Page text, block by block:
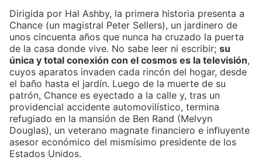
Dirigida por Hal Ashby, la primera historia presenta a
Chance (un magistral Peter Sellers), un jardinero de
unos cincuenta años que nunca ha cruzado la puerta
de la casa donde vive. No sabe leer ni escribir; su
única y total conexión con el cosmos es la televisión,
cuyos aparatos invaden cada rincón del hogar, desde
el baño hasta el jardín. Luego de la muerte de su
patrón, Chance es eyectado a la calle y, tras un
providencial accidente automovilístico, termina
refugiado en la mansión de Ben Rand (Melvyn
Douglas), un veterano magnate financiero e influyente
asesor económico del mismísimo presidente de los
Estados Unidos.